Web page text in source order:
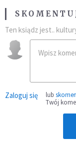
Ten ksiądz jest..
Zaloguj się lub
Twój